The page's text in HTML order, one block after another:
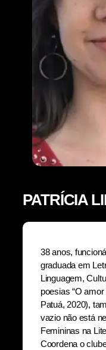
PATRÍCIA
38 anos,
graduada em
Linguagem,
poesias “O
Patuá, 2020),
vazio não está
Femininas na
Coordena o